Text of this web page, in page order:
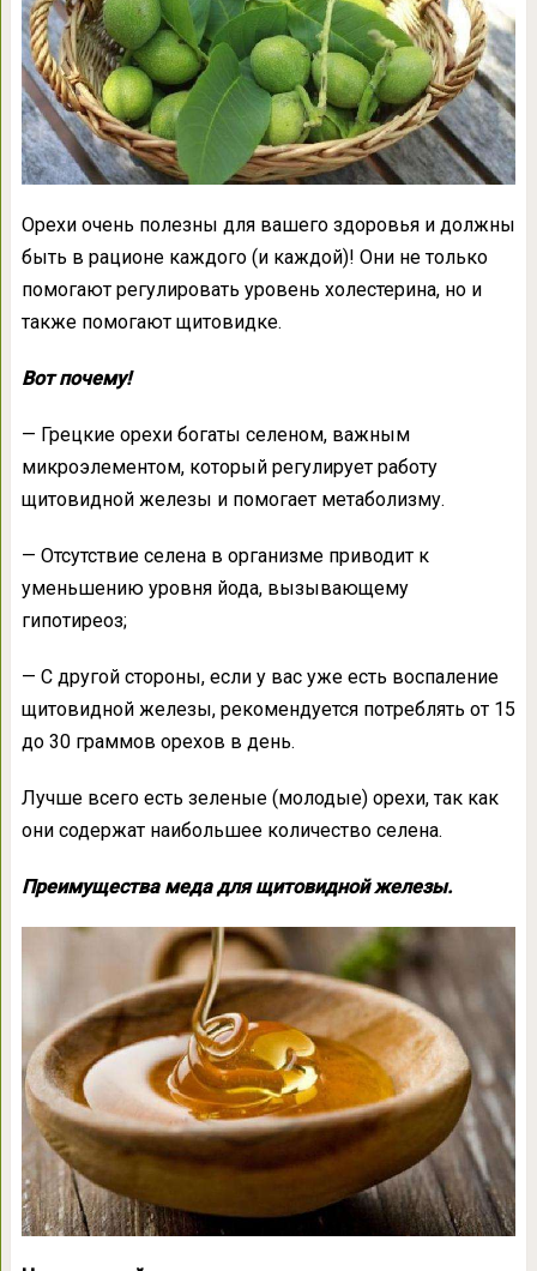
Орехи очень полезны для вашего здоровья и должны
быть в рационе каждого (и каждой)! Они не только
помогают регулировать уровень холестерина, но и
также помогают щитовидке.
Вот почему!
— Грецкие орехи богаты селеном, важным
микроэлементом, который регулирует работу
щитовидной железы и помогает метаболизму.
— Отсутствие селена в организме приводит к
уменьшению уровня йода, вызывающему
гипотиреоз;
— С другой стороны, если у вас уже есть воспаление
щитовидной железы, рекомендуется потреблять от 15
до 30 граммов орехов в день.
Лучше всего есть зеленые (молодые) орехи, так как
они содержат наибольшее количество селена.
Преимущества меда для щитовидной железы.